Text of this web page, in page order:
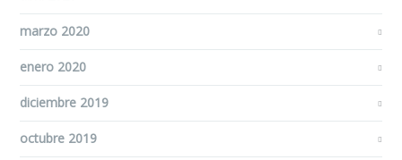
marzo 2020
enero 2020
diciembre 2019
octubre 2019